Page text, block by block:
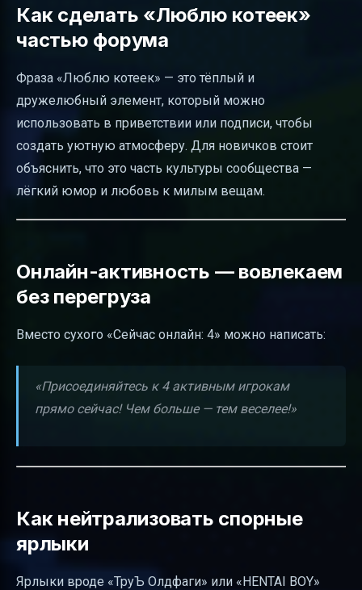
Как сделать «Люблю котеек»
частью форума
Фраза «Люблю котеек» — это тёплый и
дружелюбный элемент, который можно
использовать в приветствии или подписи, чтобы
создать уютную атмосферу. Для новичков стоит
объяснить, что это часть культуры сообщества —
лёгкий юмор и любовь к милым вещам.
Онлайн-активность — вовлекаем
без перегруза
Вместо сухого «Сейчас онлайн: 4» можно написать:
«Присоединяйтесь к 4 активным игрокам
прямо сейчас! Чем больше — тем веселее!»
Как нейтрализовать спорные
ярлыки
Ярлыки вроде «ТруЪ Олдфаги» или «HENTAI BOY»